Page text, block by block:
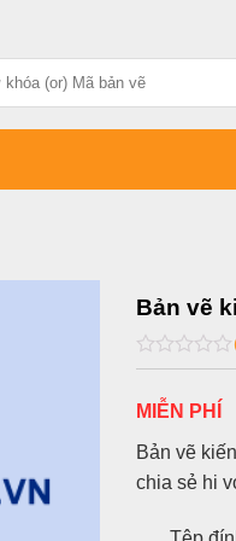
Bản vẽ
0
of
MIỄN PHÍ
Bản vẽ
chia sẻ hi